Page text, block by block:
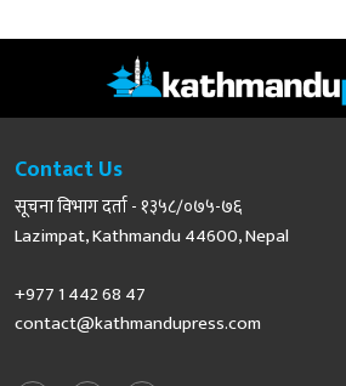
Contact Us
सूचना विभाग दर्ता - १३५८/०७५-७६
Lazimpat, Kathmandu 44600, Nepal
+977 1 442 68 47
contact@kathmandupress.com